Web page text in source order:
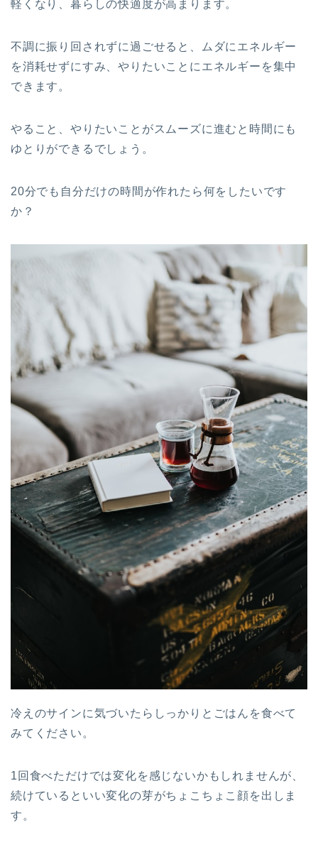
軽くなり、暮らしの快適度が高まります。
不調に振り回されずに過ごせると、ムダにエネルギー
を消耗せずにすみ、やりたいことにエネルギーを集中
できます。
やること、やりたいことがスムーズに進むと時間にも
ゆとりができるでしょう。
20分でも自分だけの時間が作れたら何をしたいです
か？
冷えのサインに気づいたらしっかりとごはんを食べて
みてください。
1回食べただけでは変化を感じないかもしれませんが、
続けているといい変化の芽がちょこちょこ顔を出しま
す。